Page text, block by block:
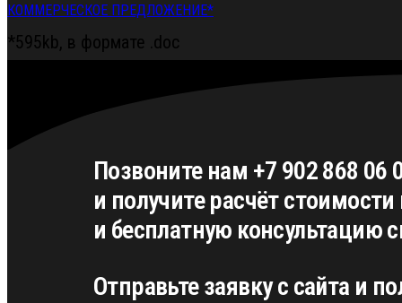
КОММЕРЧЕСКОЕ ПРЕДЛОЖЕНИЕ*
*595kb, в формате .doc
Позвоните нам +7 902 868 06
и получите расчёт стоимости
и бесплатную консультацию
Отправьте заявку с сайта и